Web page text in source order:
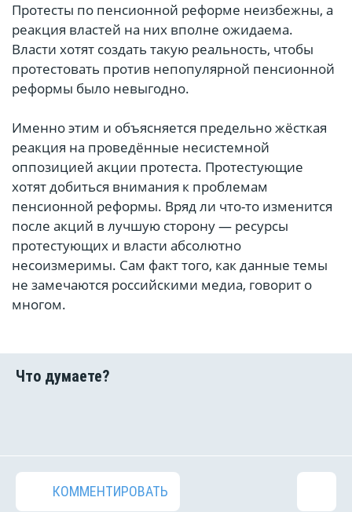
Протесты по пенсионной реформе неизбежны, а
реакция властей на них вполне ожидаема.
Власти хотят создать такую реальность, чтобы
протестовать против непопулярной пенсионной
реформы было невыгодно.
Именно этим и объясняется предельно жёсткая
реакция на проведённые несистемной
оппозицией акции протеста. Протестующие
хотят добиться внимания к проблемам
пенсионной реформы. Вряд ли что-то изменится
после акций в лучшую сторону — ресурсы
протестующих и власти абсолютно
несоизмеримы. Сам факт того, как данные темы
не замечаются российскими медиа, говорит о
многом.
КОММЕНТИРОВАТЬ